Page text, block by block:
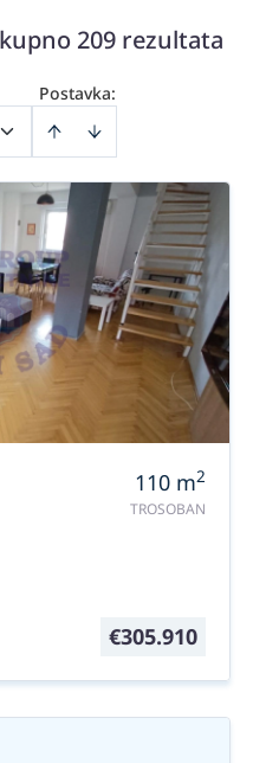
209 rezultata
Postavka:
110 m2
TROSOBAN
€305.910